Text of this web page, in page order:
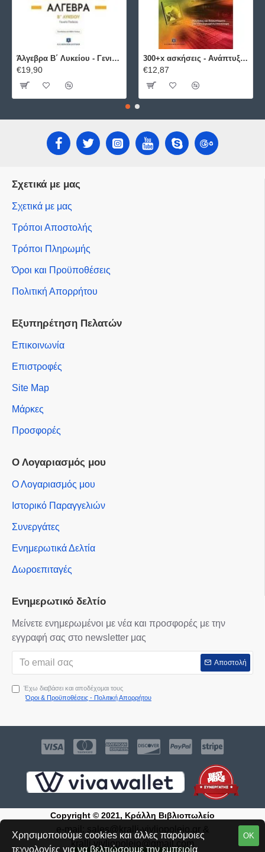
Άλγεβρα B΄ Λυκείου - Γενικής Παιδείας ΕΛΛΗΝΟΕΚΔΟΤΙΚΗ
€19,90
300+x ασκήσεις - Ανάπτυξη Εφαρμογών σε Προγραμματιστικό Περιβάλλον ΕΛΛΗΝΟΕΚΔΟΤΙΚΗ
€12,87
Σχετικά με μας
Σχετικά με μας
Τρόποι Αποστολής
Τρόποι Πληρωμής
Όροι και Προϋποθέσεις
Πολιτική Απορρήτου
Εξυπηρέτηση Πελατών
Επικοινωνία
Επιστροφές
Site Map
Μάρκες
Προσφορές
Ο Λογαριασμός μου
Ο Λογαριασμός μου
Ιστορικό Παραγγελιών
Συνεργάτες
Ενημερωτικά Δελτία
Δωροεπιταγές
Ενημερωτικό δελτίο
Μείνετε ενημερωμένοι με νέα και προσφορές με την
εγγραφή σας στο newsletter μας
Αποστολή
Έχω διαβάσει και αποδέχομαι τους
Όροι & Προϋποθέσεις - Πολιτική Απορρήτου
Copyright © 2021, Κράλλη Βιβλιοπωλείο
e-mail: sales@kralli-vivliopoleio.gr
kralli.vivliopoleio@gmail.com
ΟΚ
Χρησιμοποιούμε cookies και άλλες παρόμοιες
τεχνολογίες για να βελτιώσουμε την εμπειρία